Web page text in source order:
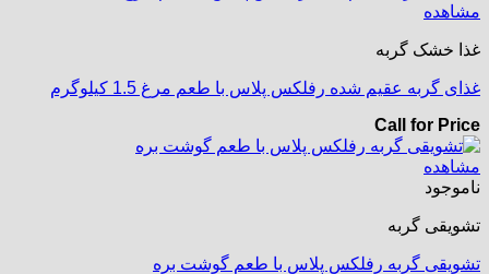
مشاهده
غذا خشک گربه
غذای گربه عقیم شده رفلکس پلاس با طعم مرغ 1.5 کیلوگرم
Call for Price
مشاهده
ناموجود
تشویقی گربه
تشویقی گربه رفلکس پلاس با طعم گوشت بره